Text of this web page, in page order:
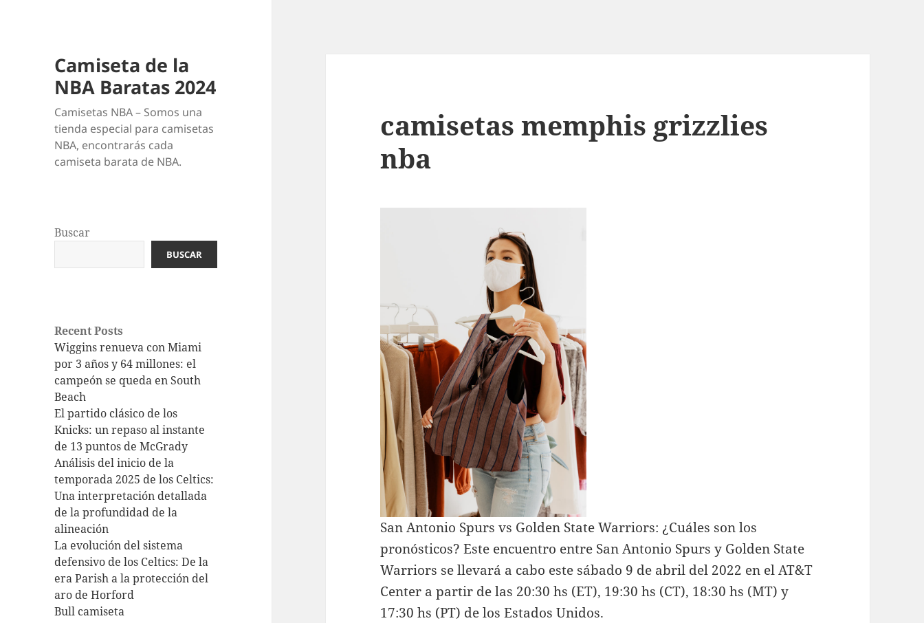
Camiseta de la
NBA Baratas 2024
Camisetas NBA – Somos una
tienda especial para camisetas
NBA, encontrarás cada
camiseta barata de NBA.
Buscar
BUSCAR
Recent Posts
Wiggins renueva con Miami
por 3 años y 64 millones: el
campeón se queda en South
Beach
El partido clásico de los
Knicks: un repaso al instante
de 13 puntos de McGrady
Análisis del inicio de la
temporada 2025 de los Celtics:
Una interpretación detallada
de la profundidad de la
alineación
La evolución del sistema
defensivo de los Celtics: De la
era Parish a la protección del
aro de Horford
Bull camiseta
camisetas memphis grizzlies
nba
San Antonio Spurs vs Golden State Warriors: ¿Cuáles son los
pronósticos? Este encuentro entre San Antonio Spurs y Golden State
Warriors se llevará a cabo este sábado 9 de abril del 2022 en el AT&T
Center a partir de las 20:30 hs (ET), 19:30 hs (CT), 18:30 hs (MT) y
17:30 hs (PT) de los Estados Unidos.